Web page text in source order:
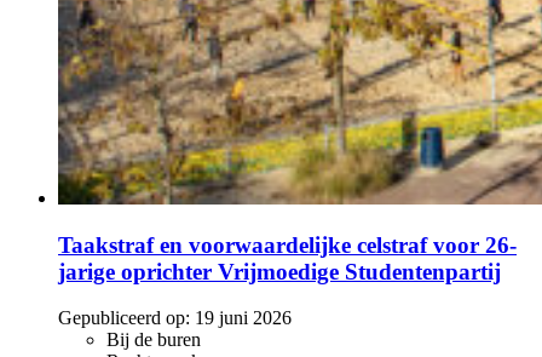
Taakstraf en voorwaardelijke celstraf voor 26-
jarige oprichter Vrijmoedige Studentenpartij
Gepubliceerd op: 19 juni 2026
Bij de buren